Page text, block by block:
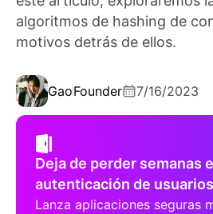
algoritmos de hashing de
motivos detrás de ellos.
GaoFounder 7/16/2023
Deja de perder semanas
autenticación de usuarios
Lanza aplicaciones seguras